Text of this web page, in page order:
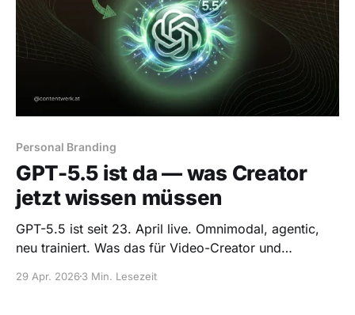
Personal Branding
GPT-5.5 ist da — was Creator
jetzt wissen müssen
GPT-5.5 ist seit 23. April live. Omnimodal, agentic,
neu trainiert. Was das für Video-Creator und
29 Apr. 20263 Min. Lesezeit